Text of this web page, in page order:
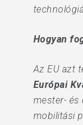
Hogyan
Az EU azt
Európai
mester- és
mobilitási